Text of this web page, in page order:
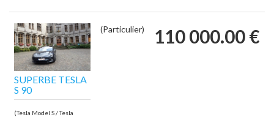
SUPERBE TESLA
S 90
(Tesla Model S / Tesla
(Particulier) 110 000.00 €